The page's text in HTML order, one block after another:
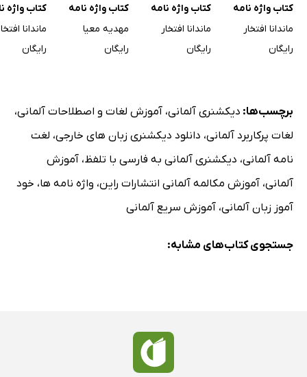
کتاب واژه نامه
انگلیسی-فارسی
American English
ماندانا افتخار
رایگان
کتاب واژه نامه
انگلیسی-فارسی
ماندانا افتخار
رایگان
کتاب واژه نامه
انگلیسی-فارسی
مهدیه معیا
رایگان
کتاب واژه
انگلیسی-
ماندانا
رایگان
برچسب‌ها: دیکشنری آلمانی، آموزش لغات و اصطلاحات آلمانی،
لغات پرکاربرد آلمانی، دانلود دیکشنری زبان های خارجی، لغت
نامه آلمانی، دیکشنری آلمانی به فارسی با تلفظ، آموزش
آلمانی، آموزش مکالمه آلمانی انتشارات راین، واژه نامه ها، خود
آموز زبان آلمانی، آموزش سریع آلمانی
جستجوی کتاب‌های مشابه: